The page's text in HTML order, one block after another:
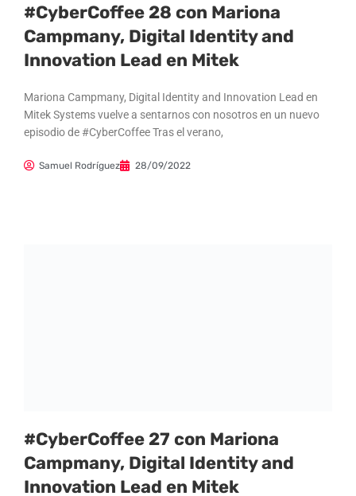
#CyberCoffee 28 con Mariona
Campmany, Digital Identity and
Innovation Lead en Mitek
Mariona Campmany, Digital Identity and Innovation Lead en
Mitek Systems vuelve a sentarnos con nosotros en un nuevo
episodio de #CyberCoffee Tras el verano,
Samuel Rodríguez 28/09/2022
#CyberCoffee 27 con Mariona
Campmany, Digital Identity and
Innovation Lead en Mitek